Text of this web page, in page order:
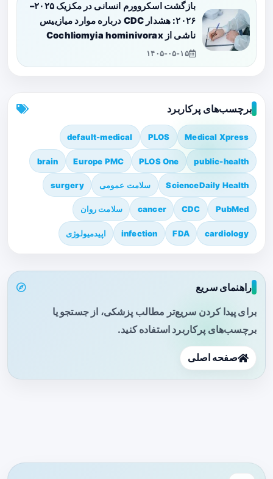
بازگشت اسکروورم انسانی در مکزیک ۲۰۲۵–
۲۰۲۶: هشدار CDC درباره موارد میازییس
ناشی از Cochliomyia hominivorax
۱۴۰۵-۰۵-۱۵
برچسب‌های پرکاربرد
Medical Xpress
PLOS
default-medical
public-health
PLOS One
Europe PMC
brain
ScienceDaily Health سلامت عمومی surgery
PubMed
CDC
cancer سلامت روان
cardiology
FDA
infection اپیدمیولوژی
راهنمای سریع
برای پیدا کردن سریع‌تر مطالب پزشکی، از جستجو یا
برچسب‌های پرکاربرد استفاده کنید.
صفحه اصلی